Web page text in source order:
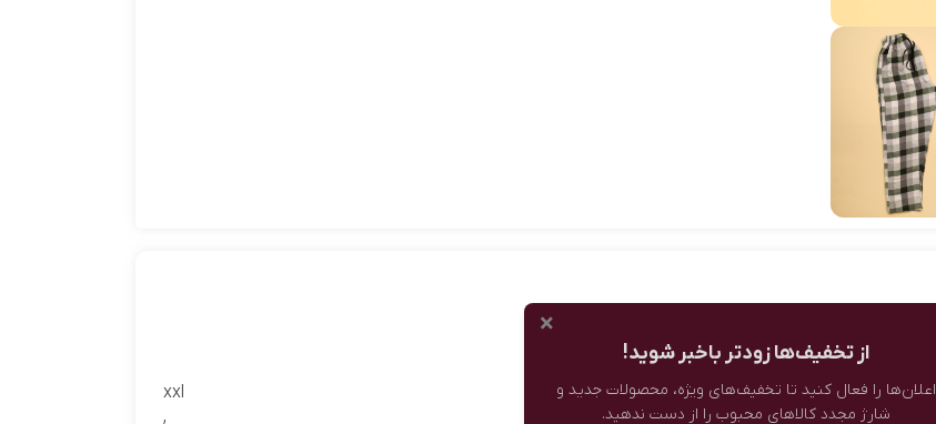
xxl
,
×
از تخفیف‌ها زودتر باخبر شوید!
اعلان‌ها را فعال کنید تا تخفیف‌های ویژه، محصولات جدید و
شارژ مجدد کالاهای محبوب را از دست ندهید.